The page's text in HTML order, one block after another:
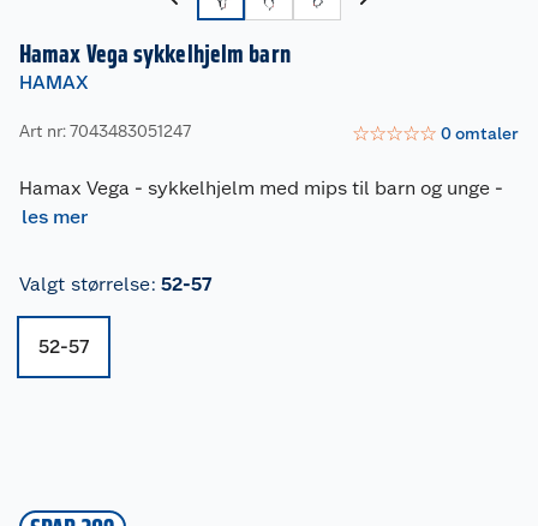
Hamax Vega sykkelhjelm barn
HAMAX
Art nr: 7043483051247 ☆☆☆☆☆ 0omtaler
Hamax Vega - sykkelhjelm med mips til barn og unge -
les mer
Valgt størrelse: 52-57
52-57